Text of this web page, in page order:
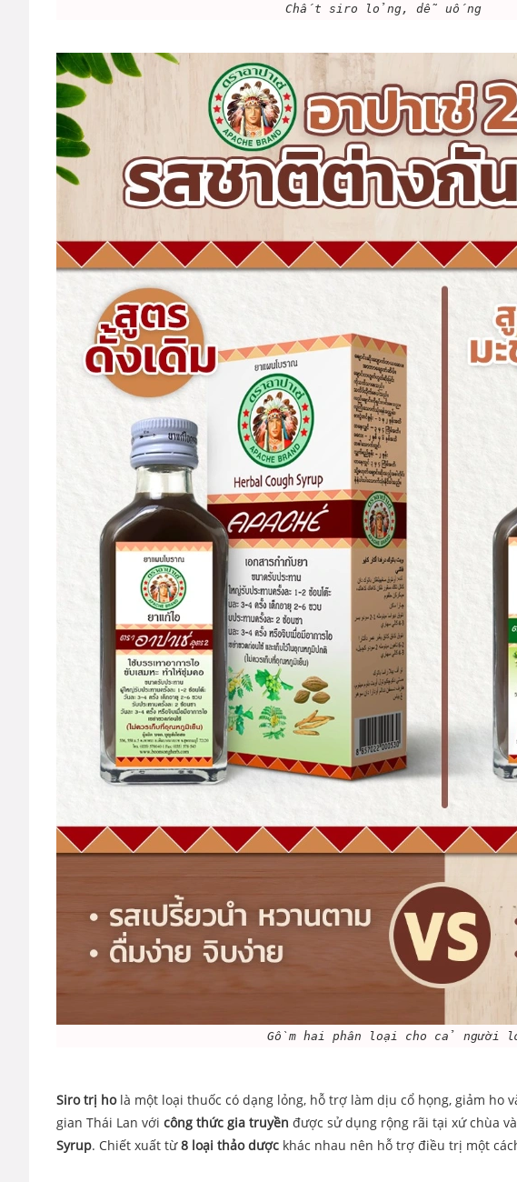
Chất siro lỏng, dễ uống
Gồm hai phân loại cho cả người
Siro trị ho là một loại thuốc có dạng lỏng, hỗ trợ làm dịu cổ họng, giảm
gian Thái Lan với công thức gia truyền được sử dụng rộng rãi tại xứ chùa
Syrup. Chiết xuất từ8 loại thảo dược khác nhau nên hỗ trợ điều trị một